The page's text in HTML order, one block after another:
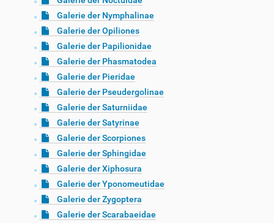
Galerie der Nymphalinae
Galerie der Opiliones
Galerie der Papilionidae
Galerie der Phasmatodea
Galerie der Pieridae
Galerie der Pseudergolinae
Galerie der Saturniidae
Galerie der Satyrinae
Galerie der Scorpiones
Galerie der Sphingidae
Galerie der Xiphosura
Galerie der Yponomeutidae
Galerie der Zygoptera
Galerie der Scarabaeidae